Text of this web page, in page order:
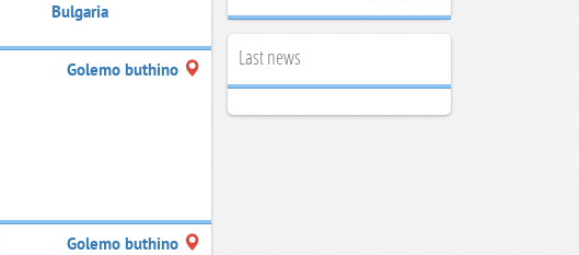
Bulgaria
Golemo buthino
Golemo buthino
Last news